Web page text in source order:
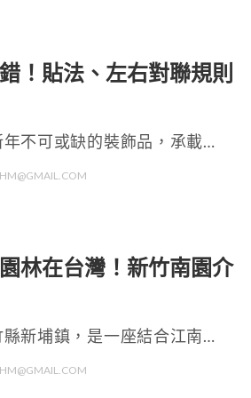
！貼法、左右對聯規則
不可或缺的裝飾品，承載…
林在台灣！新竹南園介
新埔鎮，是一座結合江南…